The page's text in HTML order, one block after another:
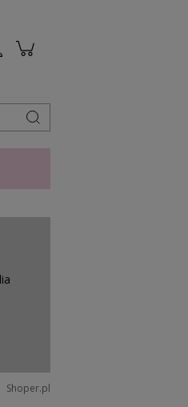
Shoper.pl